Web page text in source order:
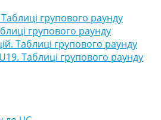
групового раунду
групового раунду
Таблиці групового раунду
Таблиці групового раунду